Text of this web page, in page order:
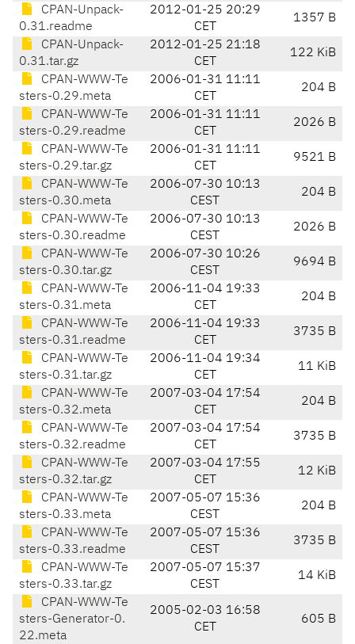
CPAN-Unpack-
0.31.readme
2012-01-25 20:29
CET
1357 B
CPAN-Unpack-
0.31.tar.gz
2012-01-25 21:18
CET
122 KiB
CPAN-WWW-Te
sters-0.29.meta
2006-01-31 11:11
CET
204 B
CPAN-WWW-Te
sters-0.29.readme
2006-01-31 11:11
CET
2026 B
CPAN-WWW-Te
sters-0.29.tar.gz
2006-01-31 11:11
CET
9521 B
CPAN-WWW-Te
sters-0.30.meta
2006-07-30 10:13
CEST
204 B
CPAN-WWW-Te
sters-0.30.readme
2006-07-30 10:13
CEST
2026 B
CPAN-WWW-Te
sters-0.30.tar.gz
2006-07-30 10:26
CEST
9694 B
CPAN-WWW-Te
sters-0.31.meta
2006-11-04 19:33
CET
204 B
CPAN-WWW-Te
sters-0.31.readme
2006-11-04 19:33
CET
3735 B
CPAN-WWW-Te
sters-0.31.tar.gz
2006-11-04 19:34
CET
11 KiB
CPAN-WWW-Te
sters-0.32.meta
2007-03-04 17:54
CET
204 B
CPAN-WWW-Te
sters-0.32.readme
2007-03-04 17:54
CET
3735 B
CPAN-WWW-Te
sters-0.32.tar.gz
2007-03-04 17:55
CET
12 KiB
CPAN-WWW-Te
sters-0.33.meta
2007-05-07 15:36
CEST
204 B
CPAN-WWW-Te
sters-0.33.readme
2007-05-07 15:36
CEST
3735 B
CPAN-WWW-Te
sters-0.33.tar.gz
2007-05-07 15:37
CEST
14 KiB
CPAN-WWW-Te
sters-Generator-0.
22.meta
2005-02-03 16:58
CET
605 B